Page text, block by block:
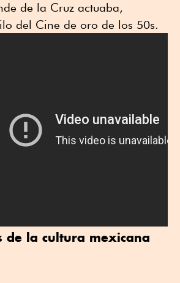
de la Cruz actuaba,
del Cine de oro de los 50s.
de la cultura mexicana